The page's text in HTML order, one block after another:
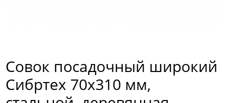
Совок посадочный широкий
Сибртех 70х310 мм,